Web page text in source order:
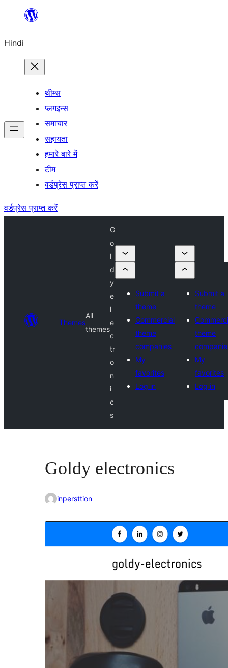
सामग्री
जाएं
Hindi
थीम्स
प्लगइन्स
समाचार
सहायता
हमारे बारे में
टीम
वर्डप्रेस प्राप्त करें
वर्डप्रेस प्राप्त करें
Themes
All
themes
G
o
l
d
y
e
l
e
c
tr
o
n
i
c
s
Submit a
theme
Commercial
theme
companies
My
favorites
Log in
Submit a
theme
theme
My
favorites
Log in
Goldy electronics
inpersttion